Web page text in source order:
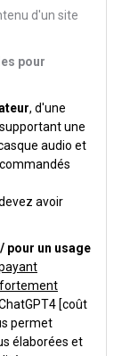
d'un site
pour
, d'une
une
audio et
avoir
pour un usage
fortement
[coût
permet
élaborées et